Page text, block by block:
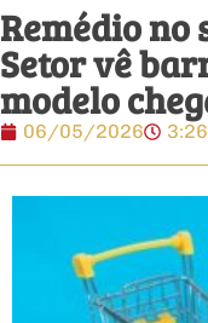
Remédio no
Setor vê
modelo
06/05/2026